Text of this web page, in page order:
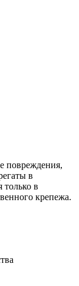
повреждения,
в
только в
крепежа.